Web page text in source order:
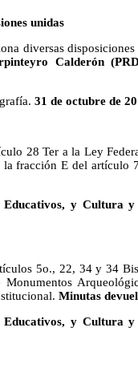
unidas
diversas
Calderón
31 de octubre de
28 Ter a la Ley
fracción E del artículo
Educativos, y Cultura
5o., 22, 34 y 34
Minutas
Educativos, y Cultura